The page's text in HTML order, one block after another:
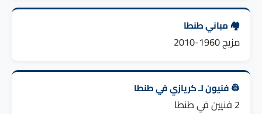
🏘️ مباني طنطا
مزيج 1960-2010
👷 فنيون لـ كريازي في طنطا
2 فنيين في طنطا